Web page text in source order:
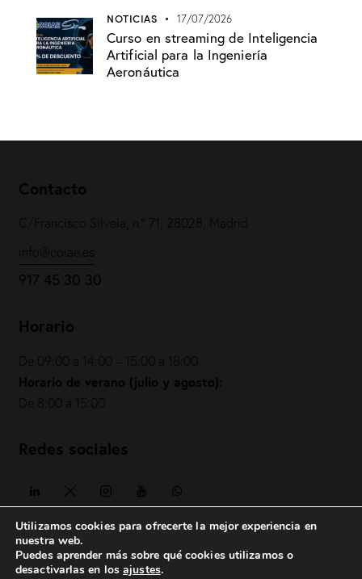
NOTICIAS 17/07/2026
Curso en streaming de Inteligencia
Artificial para la Ingeniería
Aeronáutica
Contacto
C/Francisco Silvela, n.º 71, 28028, Madrid
info@coiae.es
917 45 30 30
Horario
De 09:00 a 14:00 – 15:00 a 18:00
Horario de verano (julio y agosto):
De 8:00 a 15:00
Redes sociales
COIAE© 2026. Todos los derechos reservados
Utilizamos cookies para ofrecerte la mejor experiencia en
nuestra web.
Puedes aprender más sobre qué cookies utilizamos o
desactivarlas en losajustes.